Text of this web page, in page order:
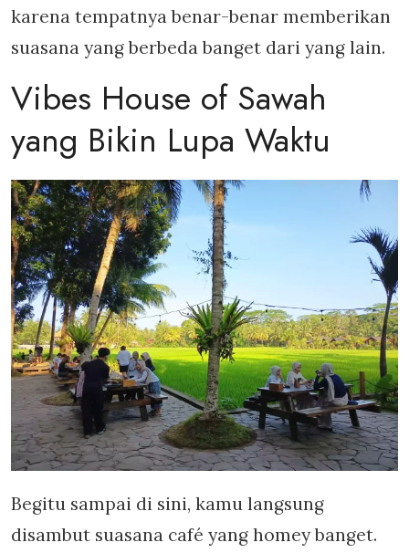
karena tempatnya benar-benar memberikan
suasana yang berbeda banget dari yang lain.
Vibes House of Sawah
yang Bikin Lupa Waktu
Begitu sampai di sini, kamu langsung
disambut suasana café yang homey banget.